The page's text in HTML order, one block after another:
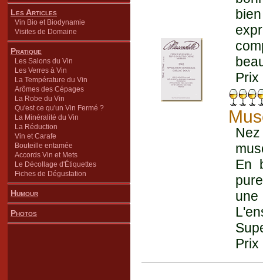
Les Articles
Vin Bio et Biodynamie
Visites de Domaine
Pratique
Les Salons du Vin
Les Verres à Vin
La Température du Vin
Arômes des Cépages
La Robe du Vin
Qu'est ce qu'un Vin Fermé ?
La Minéralité du Vin
La Réduction
Vin et Carafe
Bouteille entamée
Accords Vin et Mets
Le Décollage d'Étiquettes
Fiches de Dégustation
Humour
Photos
En